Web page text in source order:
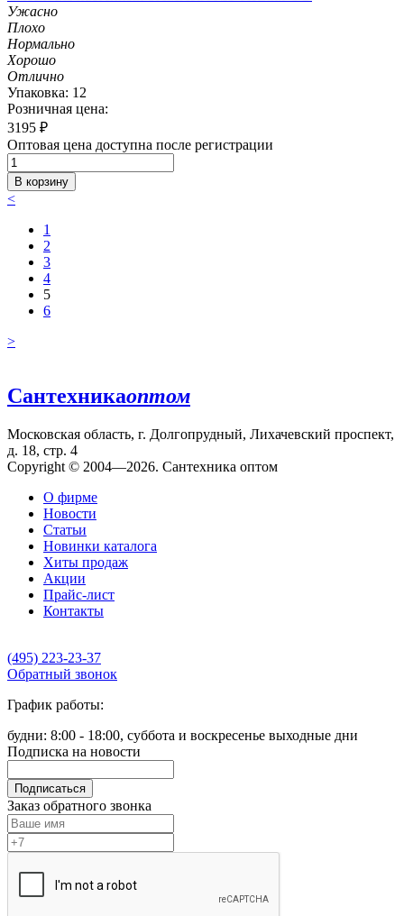
Ужасно
Плохо
Нормально
Хорошо
Отлично
Упаковка: 12
Розничная цена:
3195 ₽
Оптовая цена доступна после регистрации
В корзину
<
1
2
3
4
5
6
>
Сантехникаоптом
Московская область, г. Долгопрудный, Лихачевский проспект,
д. 18, стр. 4
Copyright © 2004—2026. Сантехника оптом
О фирме
Новости
Статьи
Новинки каталога
Хиты продаж
Акции
Прайс-лист
Контакты
(495) 223-23-37
Обратный звонок
График работы:
будни: 8:00 - 18:00, суббота и воскресенье выходные дни
Подписка на новости
Подписаться
Заказ обратного звонка